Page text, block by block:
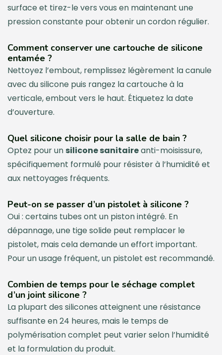
surface et tirez-le vers vous en maintenant une
pression constante pour obtenir un cordon régulier.
Comment conserver une cartouche de silicone
entamée ?
Nettoyez l’embout, remplissez légèrement la canule
avec du silicone puis rangez la cartouche à la
verticale, embout vers le haut. Étiquetez la date
d’ouverture.
Quel silicone choisir pour la salle de bain ?
Optez pour un silicone sanitaireanti-moisissure,
spécifiquement formulé pour résister à l’humidité et
aux nettoyages fréquents.
Peut-on se passer d’un pistolet à silicone ?
Oui : certains tubes ont un piston intégré. En
dépannage, une tige solide peut remplacer le
pistolet, mais cela demande un effort important.
Pour un usage fréquent, un pistolet est recommandé.
Combien de temps pour le séchage complet
d’un joint silicone ?
La plupart des silicones atteignent une résistance
suffisante en 24 heures, mais le temps de
polymérisation complet peut varier selon l’humidité
et la formulation du produit.